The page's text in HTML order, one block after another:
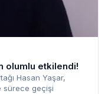
olumlu etkilendi!
Hasan Yaşar,
sürece geçişi